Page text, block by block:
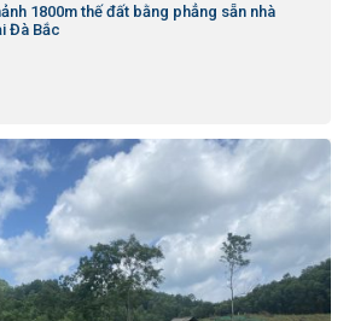
1800m thế đất bằng phẳng sẵn nhà
Đà Bắc